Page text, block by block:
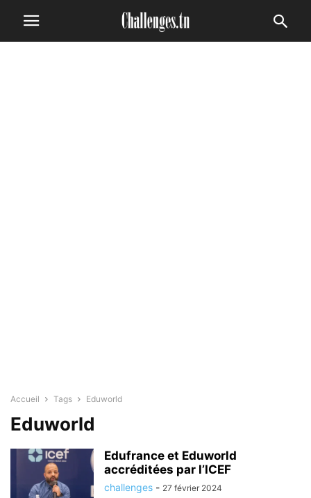
Accueil Tags Eduworld
Eduworld
Edufrance et Eduworld
accréditées par l’ICEF
challenges - 27 février 2024